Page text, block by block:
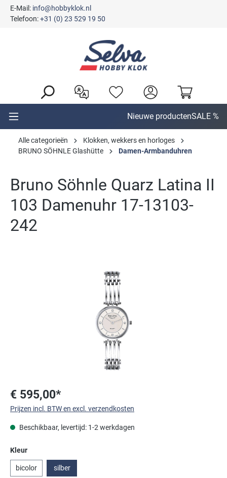
E-Mail: info@hobbyklok.nl
Telefoon:+31 (0) 23 529 19 50
Nieuwe productenSALE %
Alle categorieën
Klokken, wekkers en horloges
BRUNO SÖHNLE Glashütte
Damen-Armbanduhren
Bruno Söhnle Quarz Latina II
103 Damenuhr 17-13103-
242
€ 595,00*
Prijzen incl. BTW en excl. verzendkosten
Beschikbaar, levertijd: 1-2 werkdagen
Selecteer
Kleur
bicolor silber